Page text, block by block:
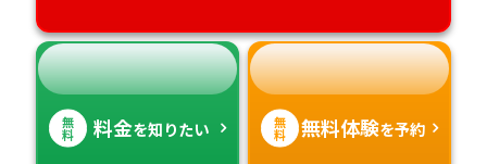
無
料 料金を知りたい 無
料 無料体験を予約